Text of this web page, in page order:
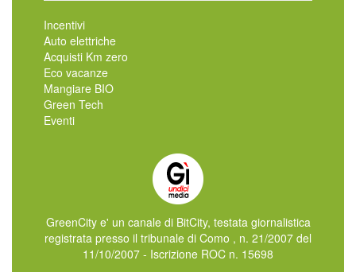
Incentivi
Auto elettriche
Acquisti Km zero
Eco vacanze
Mangiare BIO
Green Tech
Eventi
GreenCity e' un canale di BitCity, testata giornalistica
registrata presso il tribunale di Como , n. 21/2007 del
11/10/2007 - Iscrizione ROC n. 15698